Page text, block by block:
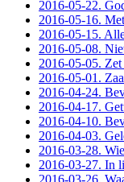
2016-05-22.
2016-05-16.
2016-05-15.
2016-05-08.
2016-05-05.
2016-05-01.
2016-04-24.
2016-04-17.
2016-04-10.
2016-04-03.
2016-03-28.
2016-03-27. In
2016-03-26.